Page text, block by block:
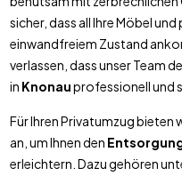
sicher, dass all Ihre Möbel
einwandfreiem Zustand
verlassen, dass unser Team
in Knonauprofessionell und
Für Ihren Privatumzug bieten
an, um Ihnen den
erleichtern. Dazu gehören